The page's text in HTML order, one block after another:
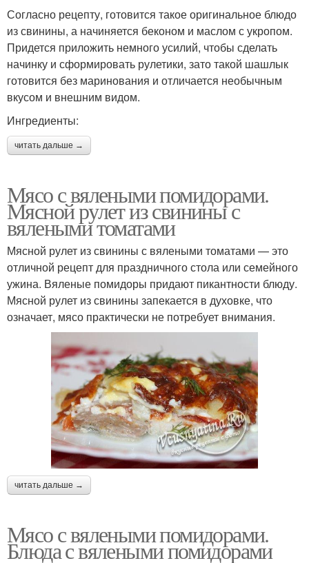
Согласно рецепту, готовится такое оригинальное блюдо
из свинины, а начиняется беконом и маслом с укропом.
Придется приложить немного усилий, чтобы сделать
начинку и сформировать рулетики, зато такой шашлык
готовится без маринования и отличается необычным
вкусом и внешним видом.
Ингредиенты:
читать дальше →
Мясо с вялеными помидорами.
Мясной рулет из свинины с
вялеными томатами
Мясной рулет из свинины с вялеными томатами — это
отличной рецепт для праздничного стола или семейного
ужина. Вяленые помидоры придают пикантности блюду.
Мясной рулет из свинины запекается в духовке, что
означает, мясо практически не потребует внимания.
читать дальше →
Мясо с вялеными помидорами.
Блюда с вялеными помидорами